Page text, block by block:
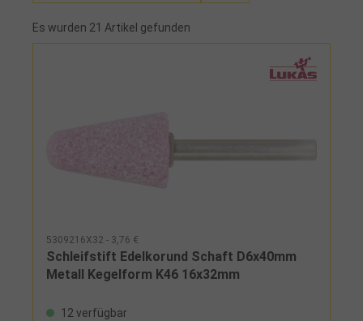
Es wurden 21 Artikel gefunden
5309216X32 - 3,76 €
Schleifstift Edelkorund Schaft D6x40mm
Metall Kegelform K46 16x32mm
12 verfügbar